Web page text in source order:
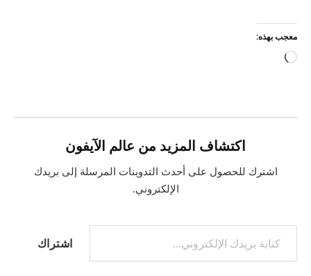
معجب بهذه:
جاري
اكتشاف المزيد من عالم الآيفون
اشترك للحصول على أحدث التدوينات المرسلة إلى بريدك
الإلكتروني.
كتابة بريدك الإلكتروني...
اشتراك